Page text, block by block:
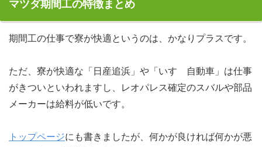
マツダ期間工の特徴まとめ
期間工の仕事で寮が快適というのは、かなりプラスです。
ただ、寮が快適な「日産追浜」や「いすゞ自動車」は仕事
がきついといわれますし、レオパレス確定のスバルや部品
メーカーは給料が低いです。
トップページにも書きましたが、何かが良ければ何かが悪